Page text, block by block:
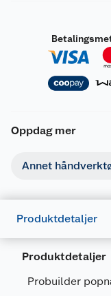
Oppdag mer
Annet
Produktdetaljer
Produktdetaljer
Probuilder